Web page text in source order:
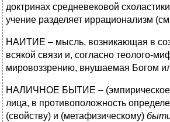
доктринах средневековой
учение разделяет иррационализм
НАИТИЕ – мысль, возникающая в
всякой связи и, согласно теолого-
мировоззрению, внушаемая Богом
НАЛИЧНОЕ БЫТИЕ –
лица, в противоположность
(свойству) и (метафизическому)